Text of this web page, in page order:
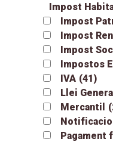
Impost
Impost
Impost
Impost
Impostos
IVA (41)
Llei
Mercantil
Pagament